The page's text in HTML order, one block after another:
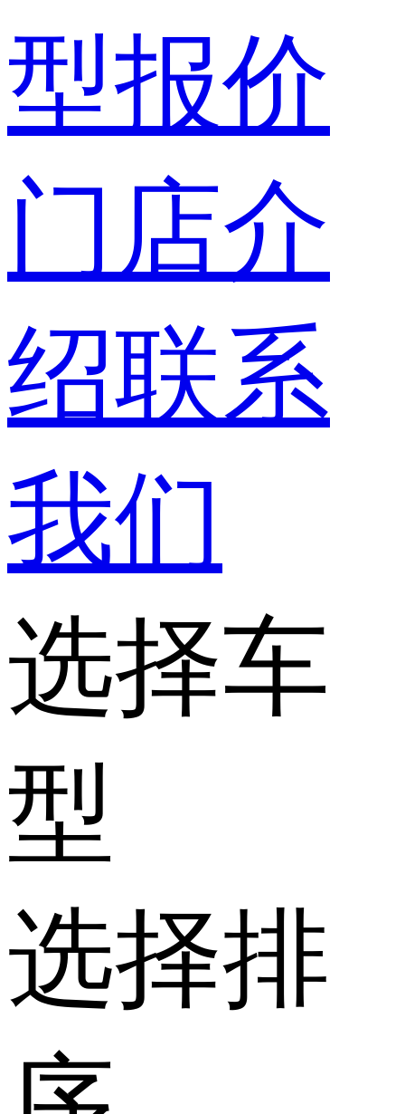
型报价
门店介
绍联系
我们
选择车
型
选择排